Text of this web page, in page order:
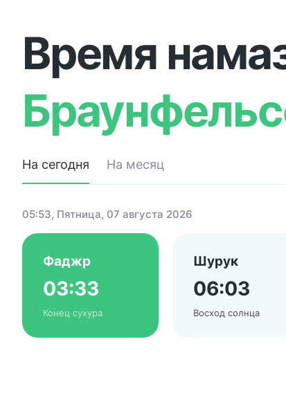
Время
На сегодня На месяц
05:53, Пятница, 07 августа 2026
Фаджр
03:33
Конец сухура
Шурук
06:03
Восход солнца